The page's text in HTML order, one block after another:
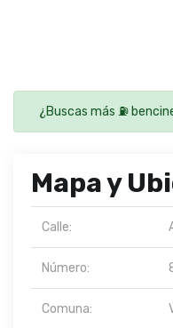
¿Buscas más ⛽
Mapa y
Calle:
Número:
Comuna: